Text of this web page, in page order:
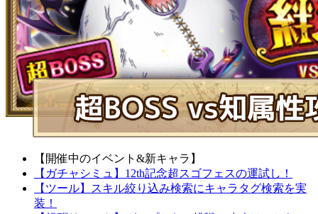
【開催中のイベント&新キャラ】
【ガチャシミュ】12th記念超スゴフェスの運試し！
【ツール】スキル絞り込み検索にキャラタグ検索を実
装！